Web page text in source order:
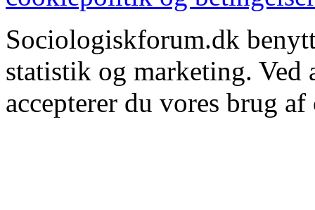
Sociologiskforum.dk
statistik og marketing. Ved
accepterer du vores brug